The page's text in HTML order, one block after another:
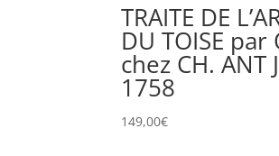
TRAITE DE
DU TOISE par
chez CH. ANT
1758
149,00€